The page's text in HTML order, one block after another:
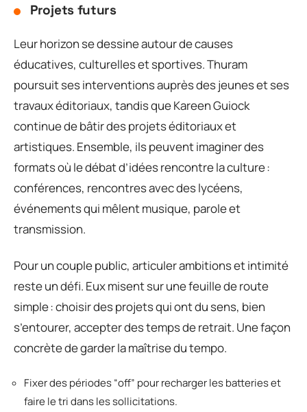
Projets futurs
Leur horizon se dessine autour de causes
éducatives, culturelles et sportives. Thuram
poursuit ses interventions auprès des jeunes et ses
travaux éditoriaux, tandis que Kareen Guiock
continue de bâtir des projets éditoriaux et
artistiques. Ensemble, ils peuvent imaginer des
formats où le débat d’idées rencontre la culture :
conférences, rencontres avec des lycéens,
événements qui mêlent musique, parole et
transmission.
Pour un couple public, articuler ambitions et intimité
reste un défi. Eux misent sur une feuille de route
simple : choisir des projets qui ont du sens, bien
s’entourer, accepter des temps de retrait. Une façon
concrète de garder la maîtrise du tempo.
Fixer des périodes “off” pour recharger les batteries et
faire le tri dans les sollicitations.